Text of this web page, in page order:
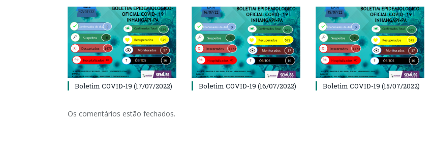
Boletim COVID-19 (17/07/2022) Boletim COVID-19 (16/07/2022) Boletim COVID-19 (15/07/2022)
Os comentários estão fechados.